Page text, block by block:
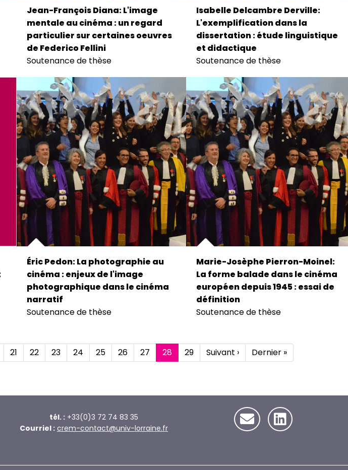
Jean-François Diana: L'image
mentale au cinéma : un regard
particulier sur certaines oeuvres
de Federico Fellini
Soutenance de thèse
Isabelle Delcambre Derville:
L'exemplification dans la
dissertation : étude linguistique
et didactique
Soutenance de thèse
Éric Pedon: La photographie au
cinéma : enjeux de l'image
photographique dans le cinéma
narratif
Soutenance de thèse
Marie-Josèphe Pierron-Moinel:
La forme balade dans le cinéma
européen depuis 1945 : essai de
définition
Soutenance de thèse
Page
21 Page
22 Page
23 Page
24 Page
25 Page
26 Page
27
Page
courante
28 Page
29
Page
suivante
Suivant ›
Dernière
page
Dernier »
tél. : +33(0)3 72 74 83 35
Courriel : crem-contact@univ-lorraine.fr